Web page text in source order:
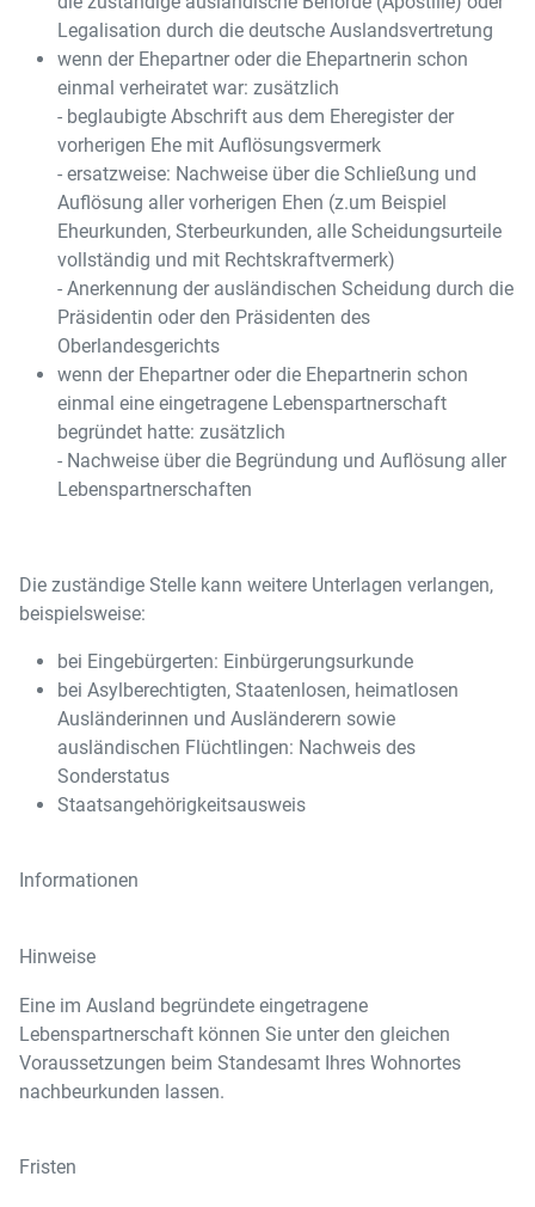
Legalisation durch die deutsche Auslandsvertretung
wenn der Ehepartner oder die Ehepartnerin schon
einmal verheiratet war: zusätzlich
- beglaubigte Abschrift aus dem Eheregister der
vorherigen Ehe mit Auflösungsvermerk
- ersatzweise: Nachweise über die Schließung und
Auflösung aller vorherigen Ehen (z.um Beispiel
Eheurkunden, Sterbeurkunden, alle Scheidungsurteile
vollständig und mit Rechtskraftvermerk)
- Anerkennung der ausländischen Scheidung durch die
Präsidentin oder den Präsidenten des
Oberlandesgerichts
wenn der Ehepartner oder die Ehepartnerin schon
einmal eine eingetragene Lebenspartnerschaft
begründet hatte: zusätzlich
- Nachweise über die Begründung und Auflösung aller
Lebenspartnerschaften
Die zuständige Stelle kann weitere Unterlagen verlangen,
beispielsweise:
bei Eingebürgerten: Einbürgerungsurkunde
bei Asylberechtigten, Staatenlosen, heimatlosen
Ausländerinnen und Ausländerern sowie
ausländischen Flüchtlingen: Nachweis des
Sonderstatus
Staatsangehörigkeitsausweis
Informationen
Hinweise
Eine im Ausland begründete eingetragene
Lebenspartnerschaft können Sie unter den gleichen
Voraussetzungen beim Standesamt Ihres Wohnortes
nachbeurkunden lassen.
Fristen